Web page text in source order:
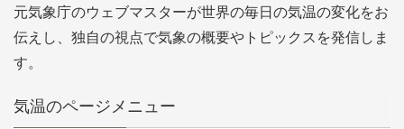
元気象庁のウェブマスターが世界の毎日の気温の変化をお
伝えし、独自の視点で気象の概要やトピックスを発信しま
す。
気温のページメニュー